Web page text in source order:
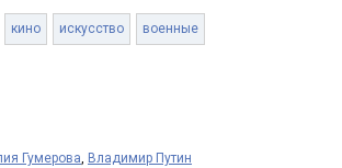
кино искусство военные
Гумерова, Владимир Путин